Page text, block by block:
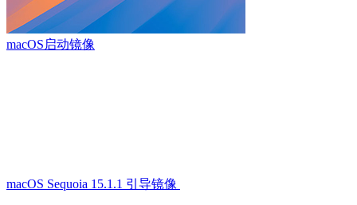
macOS启动镜像
macOS Sequoia 15.1.1 引导镜像